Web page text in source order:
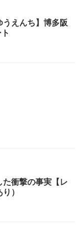
うえんち】博多阪
た衝撃の事実【レ
）